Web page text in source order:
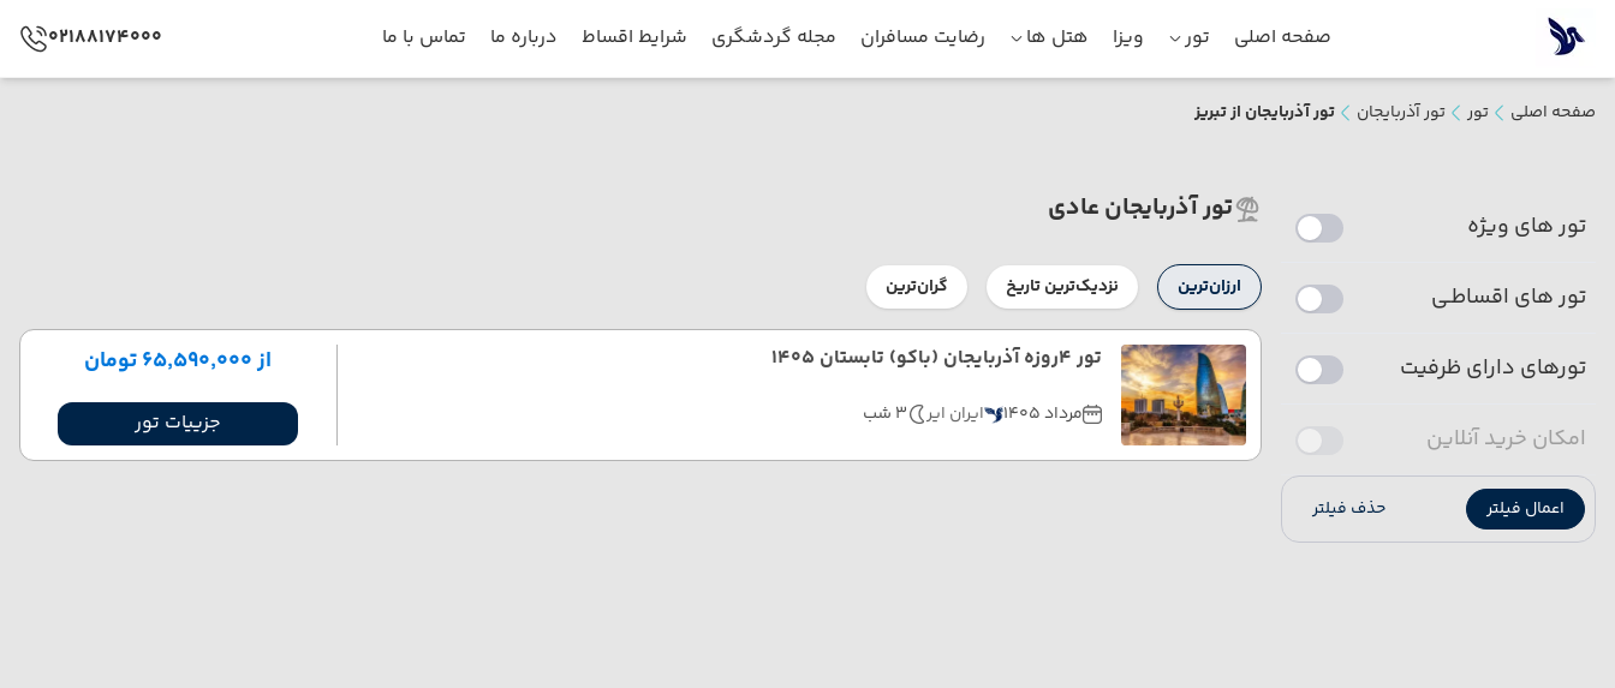
صفحه اصلی تور ویزا هتل ها رضایت مسافران مجله گردشگری شرایط اقساط درباره ما تماس با ما 02188174000
صفحه اصلی تور تور آذربایجان تور آذربایجان از تبریز
تور های ویژه
تور های اقساطـی
تورهای دارای ظرفیت
امکان خرید آنلاین
اعمال فیلتر حذف فیلتر
تور آذربایجان عادی
ارزان‌ترین نزدیک‌ترین تاریخ گران‌ترین
تور 4روزه آذربایجان (باکو) تابستان 1405
مرداد 1405 ایران ایر 3 شب
از ۶۵٬۵۹۰٬۰۰۰ تومان
جزییات تور